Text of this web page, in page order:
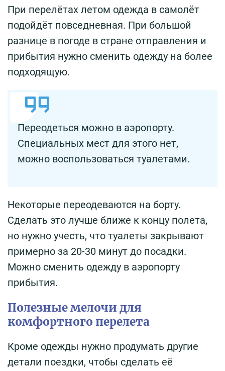
При перелётах летом одежда в самолёт
подойдёт повседневная. При большой
разнице в погоде в стране отправления и
прибытия нужно сменить одежду на более
подходящую.
Переодеться можно в аэропорту.
Специальных мест для этого нет,
можно воспользоваться туалетами.
Некоторые переодеваются на борту.
Сделать это лучше ближе к концу полета,
но нужно учесть, что туалеты закрывают
примерно за 20-30 минут до посадки.
Можно сменить одежду в аэропорту
прибытия.
Полезные мелочи для
комфортного перелета
Кроме одежды нужно продумать другие
детали поездки, чтобы сделать её